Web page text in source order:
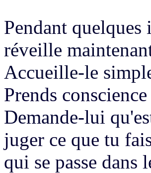
Pendant quelques
réveille
Accueille-le
Prends
Demande-lui
juger ce que tu
qui se passe dans